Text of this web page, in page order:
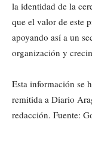
la identidad de la
que el valor de este
apoyando así a un
organización y
Esta información se
remitida a Diario
redacción. Fuente: